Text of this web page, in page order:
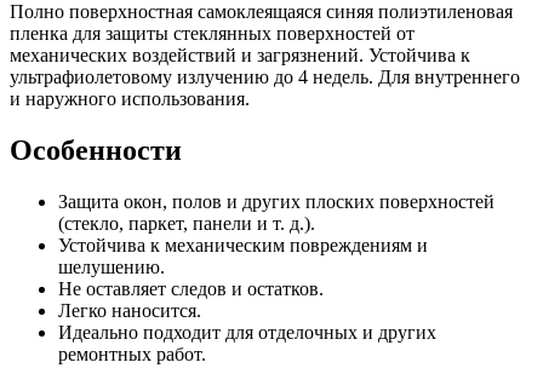
Полно поверхностная самоклеящаяся синяя полиэтиленовая
пленка для защиты стеклянных поверхностей от
механических воздействий и загрязнений. Устойчива к
ультрафиолетовому излучению до 4 недель. Для внутреннего
и наружного использования.
Особенности
Защита окон, полов и других плоских поверхностей
(стекло, паркет, панели и т. д.).
Устойчива к механическим повреждениям и
шелушению.
Не оставляет следов и остатков.
Легко наносится.
Идеально подходит для отделочных и других
ремонтных работ.